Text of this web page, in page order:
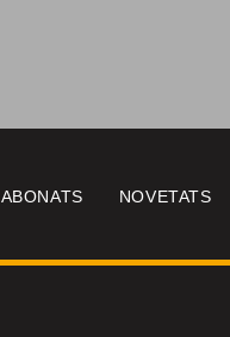
ABONATS NOVETATS